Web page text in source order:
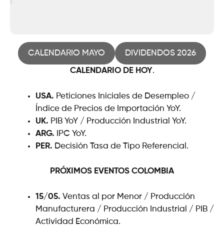
CALENDARIO MAYO DIVIDENDOS 2026
CALENDARIO DE HOY.
USA. Peticiones Iniciales de Desempleo /
Índice de Precios de Importación YoY.
UK. PIB YoY / Producción Industrial YoY.
ARG. IPC YoY.
PER. Decisión Tasa de Tipo Referencial.
PRÓXIMOS EVENTOS COLOMBIA
15/05. Ventas al por Menor / Producción
Manufacturera / Producción Industrial / PIB /
Actividad Económica.